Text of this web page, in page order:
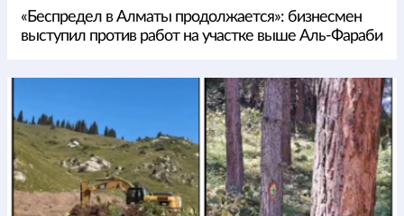
«Беспредел в Алматы продолжается»: бизнесмен
выступил против работ на участке выше Аль-Фараби